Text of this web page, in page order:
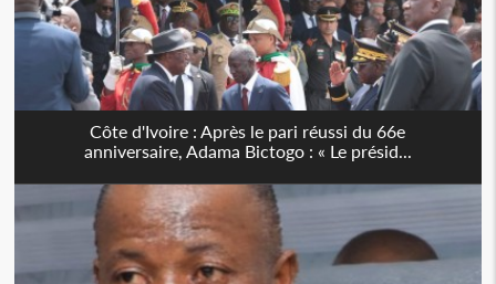
Côte d'Ivoire : Après le pari réussi du 66e
anniversaire, Adama Bictogo : « Le présid...